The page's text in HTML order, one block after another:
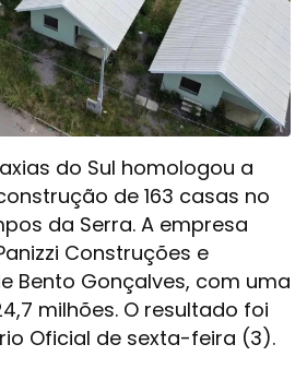
do Sul homologou a
de 163 casas no
da Serra. A empresa
Construções e
Bento Gonçalves, com uma
milhões. O resultado foi
Oficial de sexta-feira (3).